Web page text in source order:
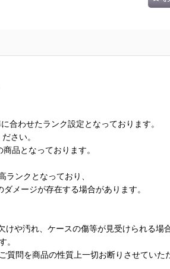
合わせたランク設定となっております。
さい。
品となっております。
ンクとなっており、
メージが存在する場合があります。
けや汚れ、ケースの傷等が見受けられる場
。
問を商品の性質上一切お断りさせていた